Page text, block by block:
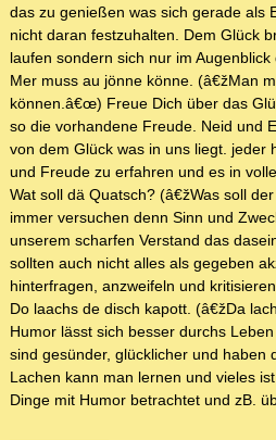
das zu genießen was sich gerade als
nicht daran festzuhalten. Dem Glück
laufen sondern sich nur im
Mer muss au jönne könne. (â€žMan
können.â€œ) Freue Dich über das
so die vorhandene Freude. Neid und
von dem Glück was in uns liegt. jeder
und Freude zu erfahren und es in
Wat soll dä Quatsch? (â€žWas soll
immer versuchen denn Sinn und
unserem scharfen Verstand das
sollten auch nicht alles als gegeben
hinterfragen, anzweifeln und
Do laachs de disch kapott. (â€žDa
Humor lässt sich besser durchs
sind gesünder, glücklicher und haben
Lachen kann man lernen und vieles
Dinge mit Humor betrachtet und zB.